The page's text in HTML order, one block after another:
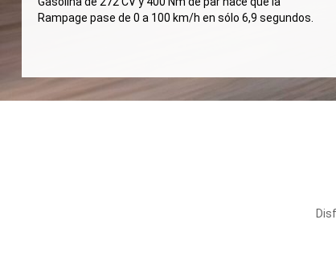
Rampage pase de 0 a 100 km/h en sólo 6,9 segundos.